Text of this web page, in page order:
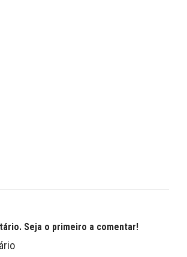
Seja o primeiro a comentar!